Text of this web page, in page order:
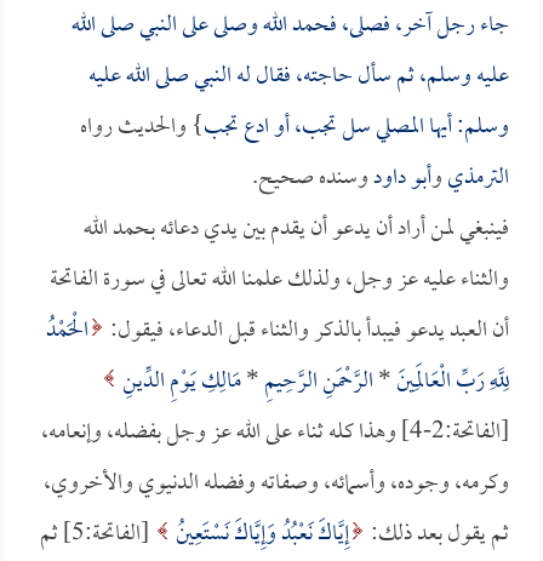
جاء رجل آخر، فصلى، فحمد الله وصلى على النبي صلى الله
عليه وسلم، ثم سأل حاجته، فقال له النبي صلى الله عليه
وسلم: أيها المصلي سل تجب، أو ادع تجب} والحديث رواه
الترمذيوأبو داودوسنده صحيح.
فينبغي لمن أراد أن يدعو أن يقدم بين يدي دعائه بحمد الله
والثناء عليه عز وجل، ولذلك علمنا الله تعالى في سورة الفاتحة
أن العبد يدعو فيبدأ بالذكر والثناء قبل الدعاء، فيقول: الْحَمْدُ
لِلَّهِ رَبِّ الْعَالَمِينَ*الرَّحْمَنِ الرَّحِيمِ*مَالِكِ يَوْمِ الدِّينِ
[الفاتحة:2-4] وهذا كله ثناء على الله عز وجل بفضله، وإنعامه،
وكرمه، وجوده، وأسمائه، وصفاته وفضله الدنيوي والأخروي،
ثم يقول بعد ذلك: إِيَّاكَ نَعْبُدُ وَإِيَّاكَ نَسْتَعِينُ
[الفاتحة:5] ثم